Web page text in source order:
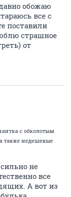
обожаю
все с
поставили
страшное
от
с обколотым
такие недешевые
не
все
А вот из